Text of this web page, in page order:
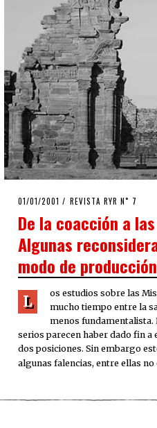
POSTED
01/01/2001 09/04/2020
REVISTA RYR N˚ 7
De la coacción a
Algunas
modo de
L
os estudios sobre las
mucho tiempo entre la
menos
serios parecen haber dado fin a
dos posiciones. Sin embargo
algunas falencias, entre ellas no